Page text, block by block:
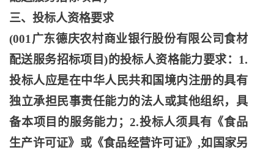
三、投标人资格要求
(001广东德庆农村商业银行股份有限公司食材
配送服务招标项目)的投标人资格能力要求：1.
投标人应是在中华人民共和国境内注册的具有
独立承担民事责任能力的法人或其他组织，具
备本项目的服务能力；2.投标人须具有《食品
生产许可证》或《食品经营许可证》,如国家另